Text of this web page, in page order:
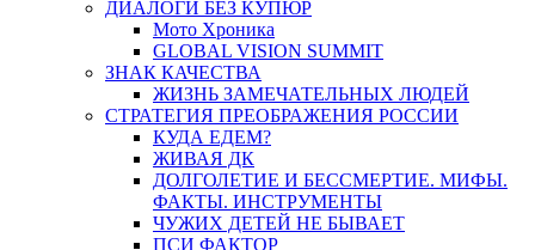
ДИАЛОГИ БЕЗ КУПЮР
Мото Хроника
GLOBAL VISION SUMMIT
ЗНАК КАЧЕСТВА
ЖИЗНЬ ЗАМЕЧАТЕЛЬНЫХ ЛЮДЕЙ
СТРАТЕГИЯ ПРЕОБРАЖЕНИЯ РОССИИ
КУДА ЕДЕМ?
ЖИВАЯ ДК
ДОЛГОЛЕТИЕ И БЕССМЕРТИЕ. МИФЫ.
ФАКТЫ. ИНСТРУМЕНТЫ
ЧУЖИХ ДЕТЕЙ НЕ БЫВАЕТ
ПСИ ФАКТОР